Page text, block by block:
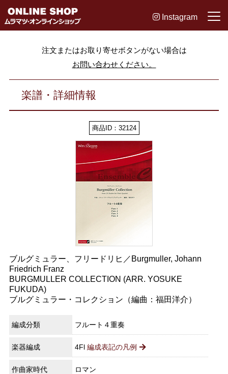
Instagram
注文またはお取り寄せボタンがない場合は
お問い合わせください。
楽譜・詳細情報
商品ID：32124
ブルグミュラー、フリードリヒ／Burgmuller, Johann
Friedrich Franz
BURGMULLER COLLECTION (ARR. YOSUKE
FUKUDA)
ブルグミュラー・コレクション（編曲：福田洋介）
編成分類 フルート４重奏
楽器編成 4Fl 編成表記の凡例
作曲家時代 ロマン